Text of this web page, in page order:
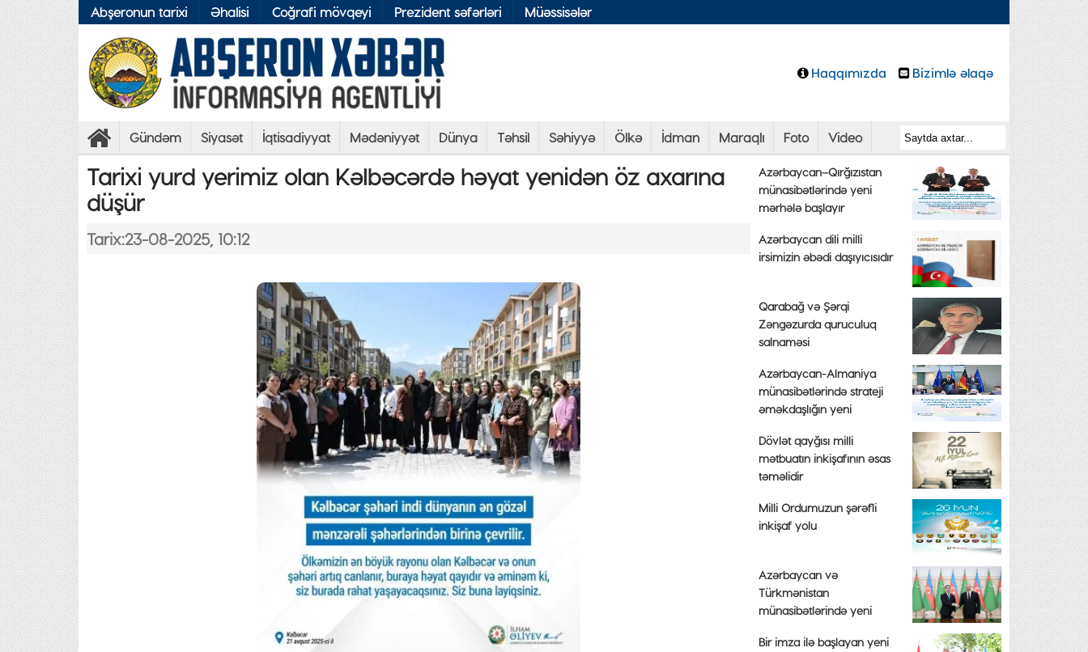
Abşeronun tarixi Əhalisi Coğrafi mövqeyi Prezident səfərləri Müəssisələr
Haqqımızda Bizimlə əlaqə
Gündəm Siyasət İqtisadiyyat Mədəniyyət Dünya Təhsil Səhiyyə Ölkə İdman Maraqlı Foto Video
Tarixi yurd yerimiz olan Kəlbəcərdə həyat yenidən öz axarına
düşür
Tarix:23-08-2025, 10:12
Azərbaycan–Qırğızıstan
münasibətlərində yeni
mərhələ başlayır
Azərbaycan dili milli
irsimizin əbədi daşıyıcısıdır
Qarabağ və Şərqi
Zəngəzurda quruculuq
salnaməsi
Azərbaycan-Almaniya
münasibətlərində strateji
əməkdaşlığın yeni
Dövlət qayğısı milli
mətbuatın inkişafının əsas
təməlidir
Milli Ordumuzun şərəfli
inkişaf yolu
Azərbaycan və
Türkmənistan
münasibətlərində yeni
Bir imza ilə başlayan yeni